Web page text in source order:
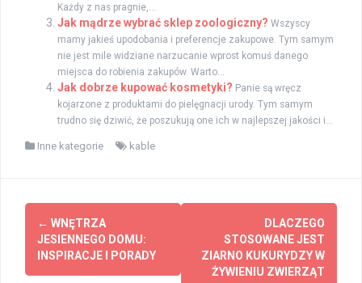
Każdy z nas pragnie,...
Jak mądrze wybrać sklep zoologiczny? Wszyscy
mamy jakieś upodobania i preferencje zakupowe. Tym samym
nie jest mile widziane narzucanie wprost komuś danego
miejsca do robienia zakupów. Warto...
Jak dobrze kupować kosmetyki? Panie są wręcz
kojarzone z produktami do pielęgnacji urody. Tym samym
trudno się dziwić, że poszukują one ich w najlepszej jakości i...
Inne kategorie kable
Zobacz
wpisy
← WNĘTRZA
JESIENNEGO DOMU:
INSPIRACJE I PORADY
DLACZEGO
STOSOWANE JEST
ZIARNO KUKURYDZY W
ŻYWIENIU ZWIERZĄT